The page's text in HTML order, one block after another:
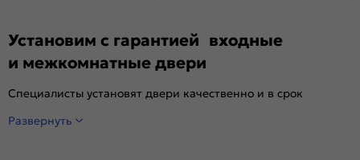
Установим с гарантией входные
и межкомнатные двери
Специалисты установят двери качественно и в срок
Развернуть